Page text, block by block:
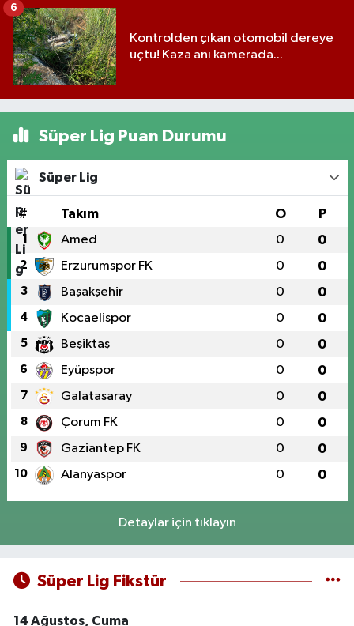
Kontrolden çıkan otomobil dereye
uçtu! Kaza anı kamerada...
6
Süper Lig Puan Durumu
Süper Lig
# Takım O P
1 Amed 0 0
2 Erzurumspor FK 0 0
3 Başakşehir 0 0
4 Kocaelispor 0 0
5 Beşiktaş 0 0
6 Eyüpspor 0 0
7 Galatasaray 0 0
8 Çorum FK 0 0
9 Gaziantep FK 0 0
10 Alanyaspor 0 0
Detaylar için tıklayın
Süper Lig Fikstür
14 Ağustos, Cuma